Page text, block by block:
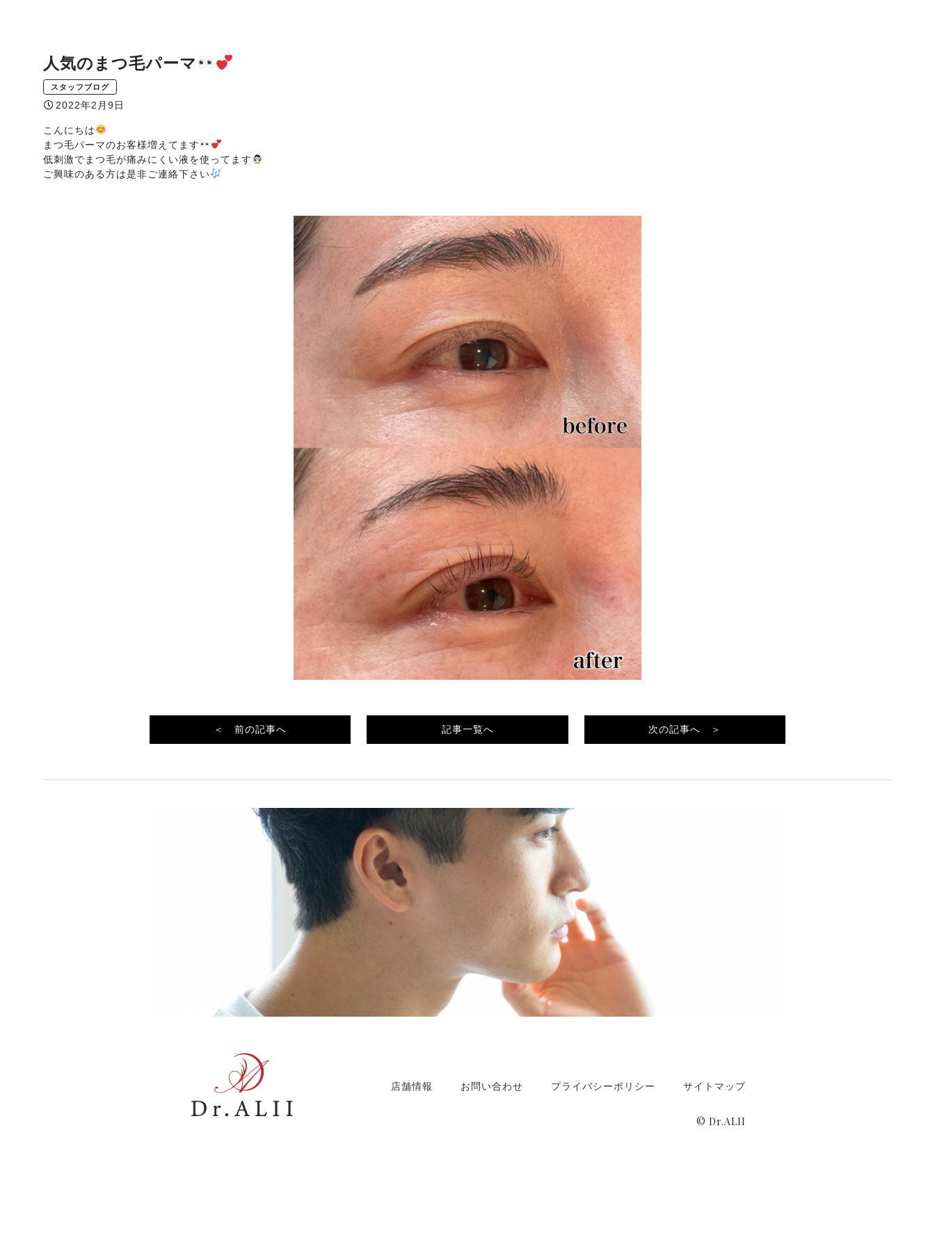
人気のまつ毛パーマ
スタッフブログ
2022年2月9日
こんにちは
まつ毛パーマのお客様増えてます
低刺激でまつ毛が痛みにくい液を使ってます
ご興味のある方は是非ご連絡下さい
＜ 前の記事へ 記事一覧へ 次の記事へ ＞
店舗情報 お問い合わせ プライバシーポリシー サイトマップ
© Dr.ALII